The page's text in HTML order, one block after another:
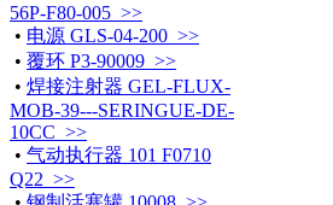
56P-F80-005 >>
• 电源 GLS-04-200 >>
• 覆环 P3-90009 >>
• 焊接注射器 GEL-FLUX-
MOB-39---SERINGUE-DE-
10CC >>
• 气动执行器 101 F0710
Q22 >>